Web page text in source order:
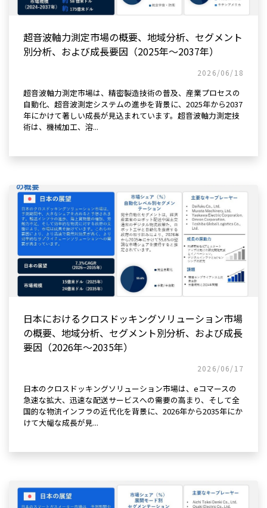
超音波軸力測定市場の概要、地域分析、セグメント
別分析、および成長要因（2025年～2037年）
2026/06/18
超音波軸力測定市場は、精密製造技術の普及、産業プロセスの
自動化、超音波測定システムの進歩を背景に、2025年から2037
年にかけて著しい成長が見込まれています。超音波軸力測定技
術は、機械加工、溶...
日本におけるクロスドッキングソリューション市場
の概要、地域分析、セグメント別分析、および成長
要因（2026年～2035年）
2026/06/17
日本のクロスドッキングソリューション市場は、eコマースの
急速な拡大、迅速な配送サービスへの需要の高まり、そして全
国的な物流インフラの近代化を背景に、2026年から2035年にか
けて大幅な成長が見...